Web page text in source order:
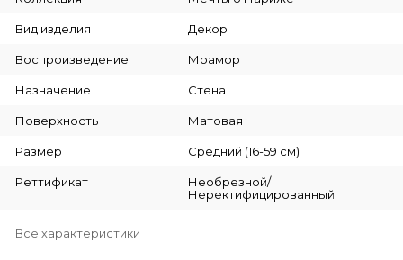
Вид изделия Декор
Воспроизведение Мрамор
Назначение Стена
Поверхность Матовая
Размер Средний (16-59 см)
Реттификат
Необрезной/
Неректифицированный
Все характеристики